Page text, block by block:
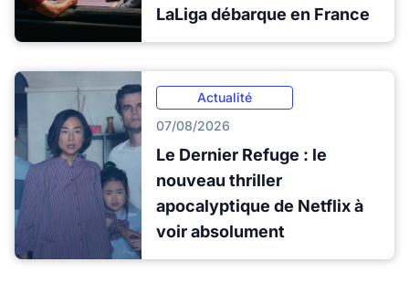
LaLiga débarque en France
Actualité
07/08/2026
Le Dernier Refuge : le
nouveau thriller
apocalyptique de Netflix à
voir absolument